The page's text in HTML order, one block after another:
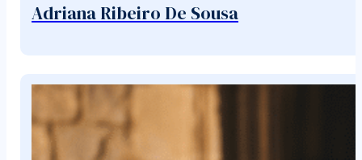
Adriana Ribeiro De Sousa